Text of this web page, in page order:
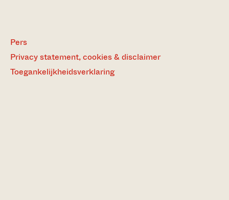
Pers
Privacy statement, cookies & disclaimer
Toegankelijkheidsverklaring